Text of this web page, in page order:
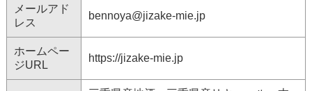
メールアド
レス
bennoya@jizake-mie.jp
ホームペー
ジURL
https://jizake-mie.jp